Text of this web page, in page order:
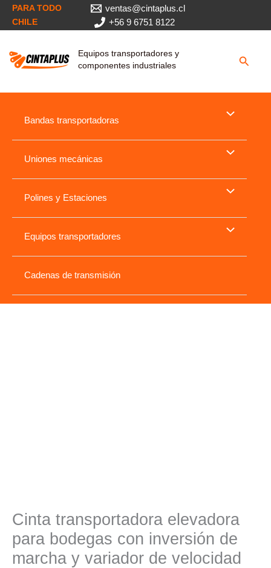
PARA TODO
CHILE
ventas@cintaplus.cl
+56 9 6751 8122
Equipos transportadores y
componentes industriales
Bandas transportadoras
Uniones mecánicas
Polines y Estaciones
Equipos transportadores
Cadenas de transmisión
Cinta transportadora elevadora
para bodegas con inversión de
marcha y variador de velocidad